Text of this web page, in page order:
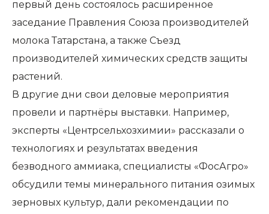
первый день состоялось расширенное
заседание Правления Союза производителей
молока Татарстана, а также Съезд
производителей химических средств защиты
растений.
В другие дни свои деловые мероприятия
провели и партнёры выставки. Например,
эксперты «Центрсельхозхимии» рассказали о
технологиях и результатах введения
безводного аммиака, специалисты «ФосАгро»
обсудили темы минерального питания озимых
зерновых культур, дали рекомендации по